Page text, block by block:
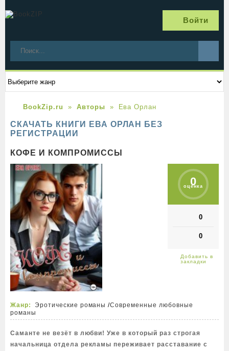
Войти
BookZip.ru Авторы Ева Орлан
СКАЧАТЬ КНИГИ ЕВА ОРЛАН БЕЗ
РЕГИСТРАЦИИ
КОФЕ И КОМПРОМИССЫ
0
оценка
0
0
Жанр: Эротические романы /Современные любовные
романы
Саманте не везёт в любви! Уже в который раз строгая
начальница отдела рекламы переживает расставание с